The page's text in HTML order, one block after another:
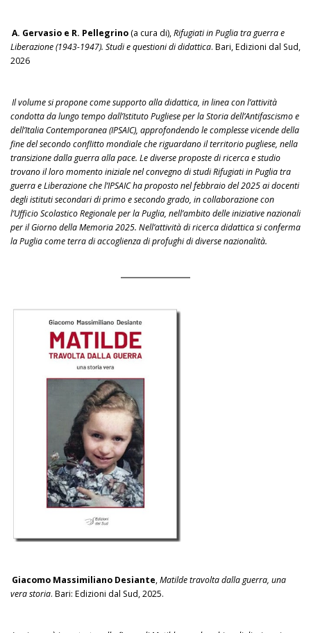
A. Gervasio e R. Pellegrino (a cura di),Rifugiati in Puglia tra guerra e
Liberazione (1943-1947). Studi e questioni di didattica. Bari, Edizioni dal Sud,
2026
Il volume si propone come supporto alla didattica, in linea con l’attività
condotta da lungo tempo dall’Istituto Pugliese per la Storia dell’Antifascismo e
dell’Italia Contemporanea (IPSAIC), approfondendo le complesse vicende della
fine del secondo conflitto mondiale che riguardano il territorio pugliese, nella
transizione dalla guerra alla pace. Le diverse proposte di ricerca e studio
trovano il loro momento iniziale nel convegno di studi Rifugiati in Puglia tra
guerra e Liberazione che l’IPSAIC ha proposto nel febbraio del 2025 ai docenti
degli istituti secondari di primo e secondo grado, in collaborazione con
l’Ufficio Scolastico Regionale per la Puglia, nell’ambito delle iniziative nazionali
per il Giorno della Memoria 2025. Nell’attività di ricerca didattica si conferma
la Puglia come terra di accoglienza di profughi di diverse nazionalità.
Giacomo Massimiliano Desiante,Matilde travolta dalla guerra, una
vera storia. Bari: Edizioni dal Sud, 2025.